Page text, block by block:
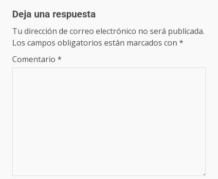
Deja una respuesta
Tu dirección de correo electrónico no será publicada.
Los campos obligatorios están marcados con *
Comentario *